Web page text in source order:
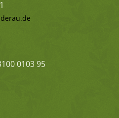
0103 95